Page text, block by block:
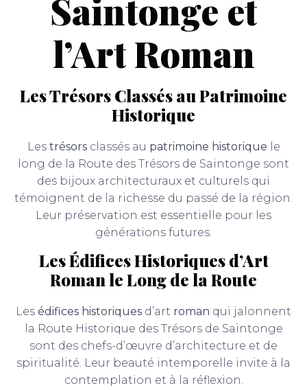
Saintonge et
l’Art Roman
Les Trésors Classés au Patrimoine
Historique
Les trésorsclassés au patrimoine historique le
long de la Route des Trésors de Saintonge sont
des bijoux architecturaux et culturels qui
témoignent de la richesse du passé de la région.
Leur préservation est essentielle pour les
générations futures.
Les Édifices Historiques d’Art
Roman le Long de la Route
Les édifices historiques d’art roman qui jalonnent
la Route Historique des Trésors de Saintonge
sont des chefs-d’œuvre d’architecture et de
spiritualité. Leur beauté intemporelle invite à la
contemplation et à la réflexion.